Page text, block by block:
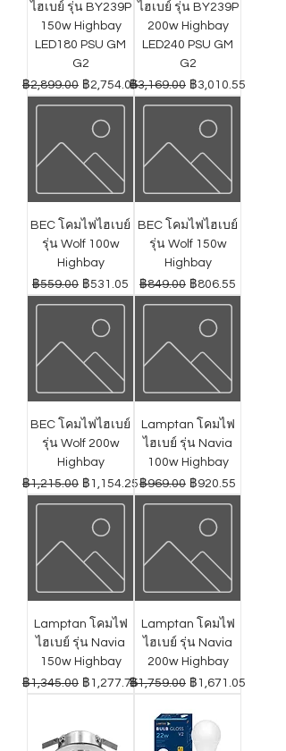
ไฮเบย์ รุ่น BY239P
150w Highbay
LED180 PSU GM
G2
ราคาปกติ
฿2,899.00 ราคาขายลด
฿2,754.05
ไฮเบย์ รุ่น BY239P
200w Highbay
LED240 PSU GM
G2
ราคาปกติ
฿3,169.00 ราคาขายลด
฿3,010.55
BEC โคมไฟไฮเบย์
รุ่น Wolf 100w
Highbay
ราคาปกติ
฿559.00 ราคาขายลด
฿531.05
BEC โคมไฟไฮเบย์
รุ่น Wolf 150w
Highbay
ราคาปกติ
฿849.00 ราคาขายลด
฿806.55
BEC โคมไฟไฮเบย์
รุ่น Wolf 200w
Highbay
ราคาปกติ
฿1,215.00 ราคาขายลด
฿1,154.25
Lamptan โคมไฟ
ไฮเบย์ รุ่น Navia
100w Highbay
ราคาปกติ
฿969.00 ราคาขายลด
฿920.55
Lamptan โคมไฟ
ไฮเบย์ รุ่น Navia
150w Highbay
ราคาปกติ
฿1,345.00 ราคาขายลด
฿1,277.75
Lamptan โคมไฟ
ไฮเบย์ รุ่น Navia
200w Highbay
ราคาปกติ
฿1,759.00 ราคาขายลด
฿1,671.05